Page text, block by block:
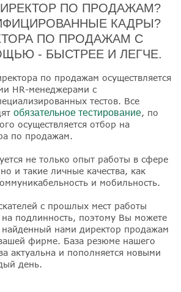
ПО ПРОДАЖАМ?
КАДРЫ?
ПО ПРОДАЖАМ С
- БЫСТРЕЕ И ЛЕГЧЕ.
по продажам осуществляется
HR-менеджерами с
тестов. Все
обязательное тестирование, по
осуществляется отбор на
по продажам.
не только опыт работы в сфере
и такие личные качества, как
и мобильность.
с прошлых мест работы
подлинность, поэтому Вы можете
нами директор продажам
фирме. База резюме нашего
актуальна и пополняется новыми
день.